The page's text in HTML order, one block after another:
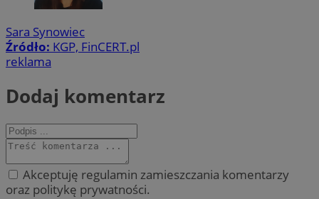
Sara Synowiec
Źródło: KGP, FinCERT.pl
reklama
Dodaj komentarz
Akceptuję regulamin zamieszczania komentarzy
oraz politykę prywatności.